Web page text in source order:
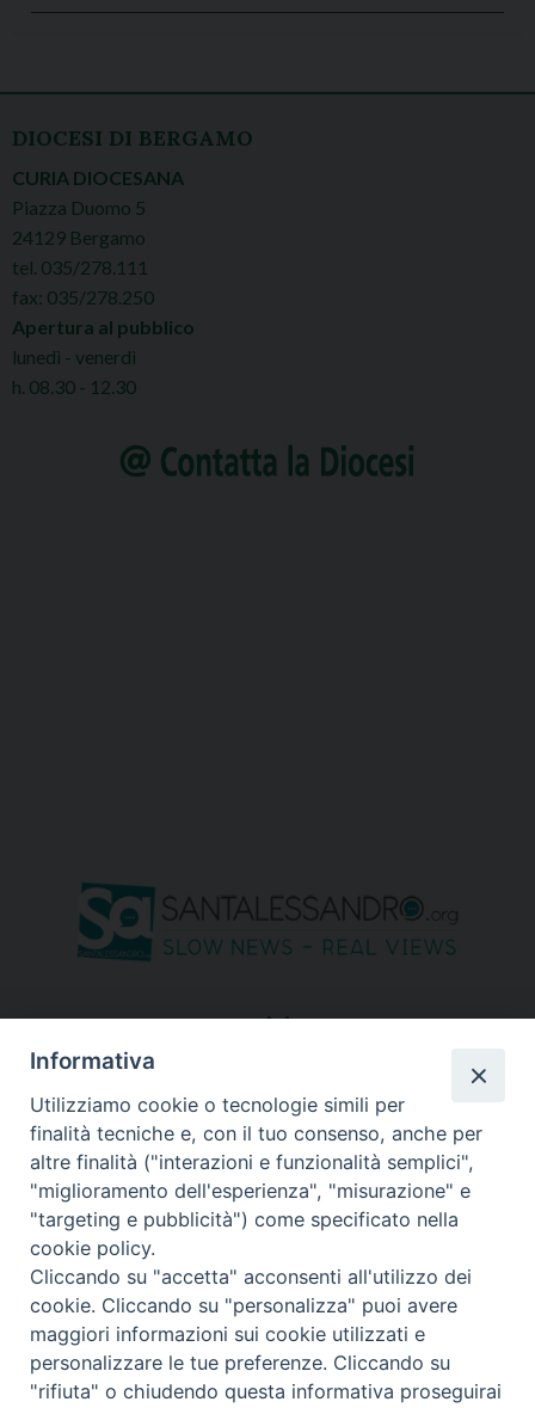
DIOCESI DI BERGAMO
CURIA DIOCESANA
Piazza Duomo 5
24129 Bergamo
tel. 035/278.111
fax: 035/278.250
Apertura al pubblico
lunedì - venerdì
h. 08.30 - 12.30
seguici su
Informativa
Utilizziamo cookie o tecnologie simili per
finalità tecniche e, con il tuo consenso, anche per
altre finalità ("interazioni e funzionalità semplici",
"miglioramento dell'esperienza", "misurazione" e
"targeting e pubblicità") come specificato nella
cookie policy.
Cliccando su "accetta" acconsenti all'utilizzo dei
cookie. Cliccando su "personalizza" puoi avere
maggiori informazioni sui cookie utilizzati e
personalizzare le tue preferenze. Cliccando su
"rifiuta" o chiudendo questa informativa proseguirai